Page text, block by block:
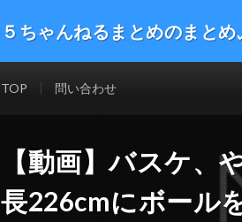
５ちゃんねるまとめのまとめ
した。ネタ・速報 エンタメ 生活 趣味 漫画ア
TOP 問い合わせ
【動画】バスケ、
長226cmにボール